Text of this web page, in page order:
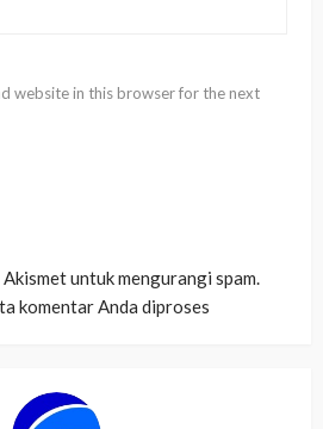
website in this browser for the next
untuk mengurangi spam.
komentar Anda diproses